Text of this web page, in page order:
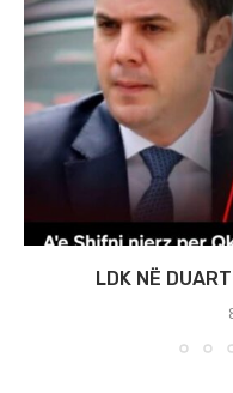
LDK NË